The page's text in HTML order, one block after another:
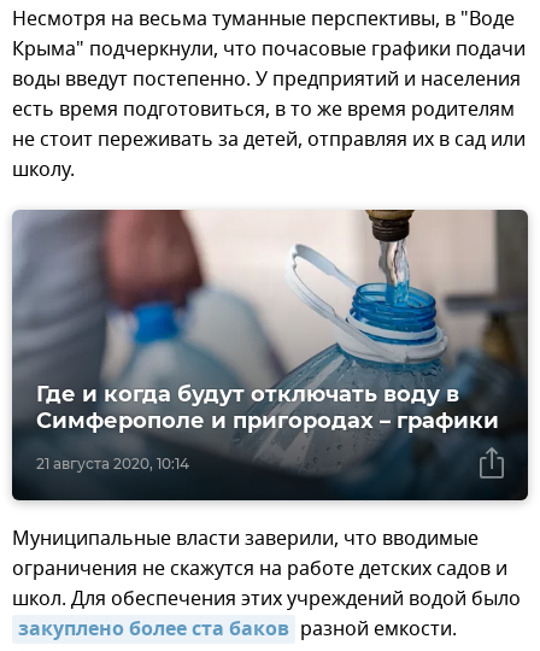
Несмотря на весьма туманные перспективы, в "Воде
Крыма" подчеркнули, что почасовые графики подачи
воды введут постепенно. У предприятий и населения
есть время подготовиться, в то же время родителям
не стоит переживать за детей, отправляя их в сад или
школу.
21 августа 2020, 10:14
Где и когда будут отключать воду в
Симферополе и пригородах – графики
Муниципальные власти заверили, что вводимые
ограничения не скажутся на работе детских садов и
школ. Для обеспечения этих учреждений водой было
закуплено более ста баков разной емкости.